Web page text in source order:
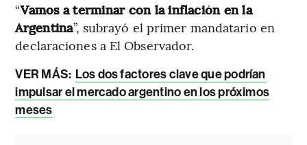
“Vamos a terminar con la inflación en la
Argentina”, subrayó el primer mandatario en
declaraciones a El Observador.
VER MÁS: Los dos factores clave que podrían
impulsar el mercado argentino en los próximos
meses